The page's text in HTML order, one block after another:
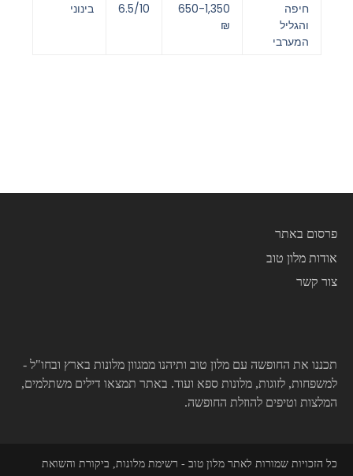
חיפה
והגליל
המערבי
650-1,350
₪
6.5/10 בינוני
פרסום באתר
אודות מלון טוב
צור קשר
תכננו את החופשה עם מלון טוב ותיהנו ממגוון מלונות בארץ ובחו"ל -
למשפחות, לזוגות, מלונות ספא ועוד. באתר תמצאו דילים משתלמים,
המלצות וטיפים להוזלת החופשה.
כל הזכויות שמורות לאתר מלון טוב - רשימת מלונות, ביקורת והשואת